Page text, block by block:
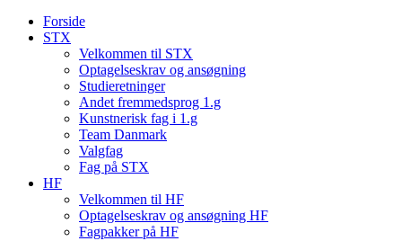
Forside
STX
Velkommen til STX
Optagelseskrav og ansøgning
Studieretninger
Andet fremmedsprog 1.g
Kunstnerisk fag i 1.g
Team Danmark
Valgfag
Fag på STX
HF
Velkommen til HF
Optagelseskrav og ansøgning HF
Fagpakker på HF